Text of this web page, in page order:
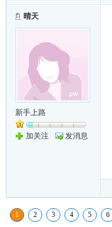
晴天
新手上路
加关注 发消息
1 2 3 4 5 6